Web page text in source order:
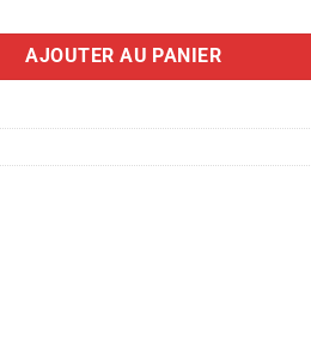
AJOUTER AU PANIER